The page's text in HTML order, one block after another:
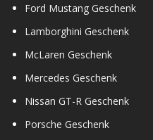
Ford Mustang Geschenk
Lamborghini Geschenk
McLaren Geschenk
Mercedes Geschenk
Nissan GT-R Geschenk
Porsche Geschenk